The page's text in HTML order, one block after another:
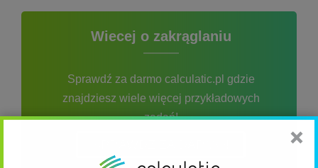
Wiecej o zakrąglaniu
Sprawdź za darmo calculatic.pl gdzie
znajdziesz wiele więcej przykładowych
zadań!